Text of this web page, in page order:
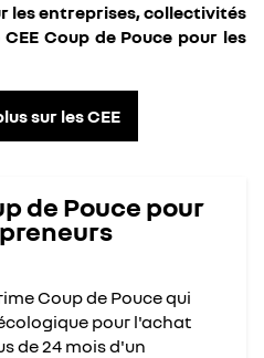
les entreprises, collectivités
Coup de Pouce pour les
sur les CEE
de Pouce pour
Coup de Pouce qui
pour l'achat
de 24 mois d'un